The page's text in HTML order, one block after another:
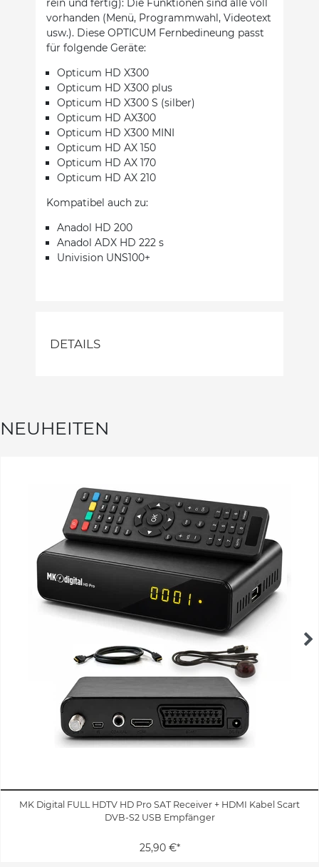
vorhanden (Menü, Programmwahl, Videotext
usw.). Diese OPTICUM Fernbedineung passt
für folgende Geräte:
Opticum HD X300
Opticum HD X300 plus
Opticum HD X300 S (silber)
Opticum HD AX300
Opticum HD X300 MINI
Opticum HD AX 150
Opticum HD AX 170
Opticum HD AX 210
Kompatibel auch zu:
Anadol HD 200
Anadol ADX HD 222 s
Univision UNS100+
DETAILS
NEUHEITEN
MK Digital FULL HDTV HD Pro SAT Receiver + HDMI Kabel Scart
DVB-S2 USB Empfänger
25,90 €*